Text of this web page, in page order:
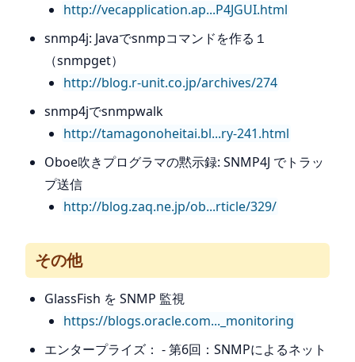
http://vecapplication.ap...P4JGUI.html
snmp4j: Javaでsnmpコマンドを作る１
（snmpget）
http://blog.r-unit.co.jp/archives/274
snmp4jでsnmpwalk
http://tamagonoheitai.bl...ry-241.html
Oboe吹きプログラマの黙示録: SNMP4J でトラッ
プ送信
http://blog.zaq.ne.jp/ob...rticle/329/
その他
GlassFish を SNMP 監視
https://blogs.oracle.com..._monitoring
エンタープライズ： - 第6回：SNMPによるネット